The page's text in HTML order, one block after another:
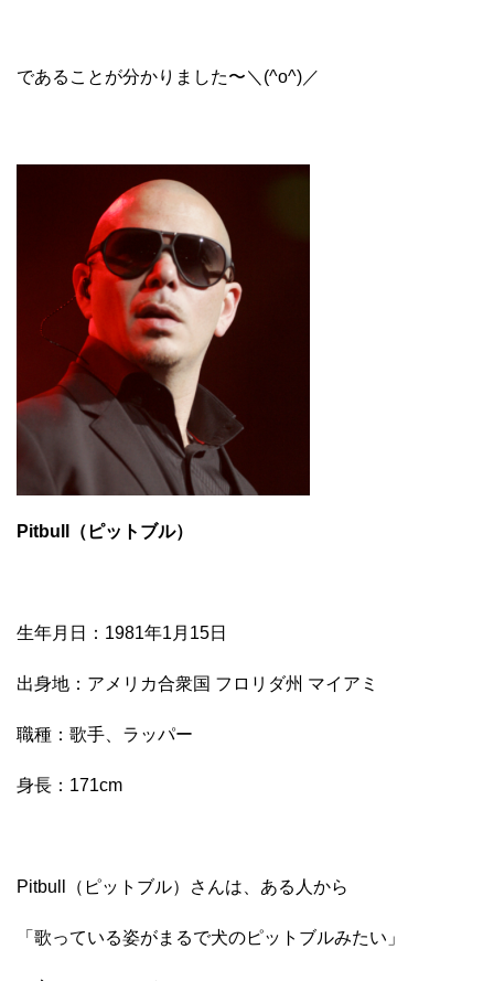
であることが分かりました〜＼(^o^)／
Pitbull（ピットブル）
生年月日：1981年1月15日
出身地：アメリカ合衆国 フロリダ州 マイアミ
職種：歌手、ラッパー
身長：171cm
Pitbull（ピットブル）さんは、ある人から
「歌っている姿がまるで犬のピットブルみたい」